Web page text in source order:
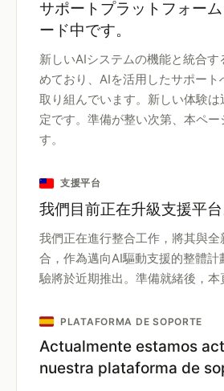
サポートプラットフォー
ード中です。
新しいAIシステムの機能と統合す
めており、AIを活用したサポート
取り組んでいます。新しい体験
定です。準備が整い次第、本ペー
す。
支援平台
我們目前正在升級支援平台
我們正在進行整合工作，將其與
合，作為邁向AI驅動支援的整體計
驗將於近期推出。準備就緒後，本
PLATAFORMA DE SOPORTE
Actualmente estamos
nuestra plataforma de